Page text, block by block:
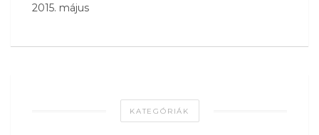
2015. május
KATEGÓRIÁK